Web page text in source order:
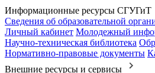
Информационные ресурсы СГУГиТ
Сведения об образовательной
Личный кабинет Молодежный
Научно-техническая библиотека
Нормативно-правовые документы
Внешние ресурсы и сервисы